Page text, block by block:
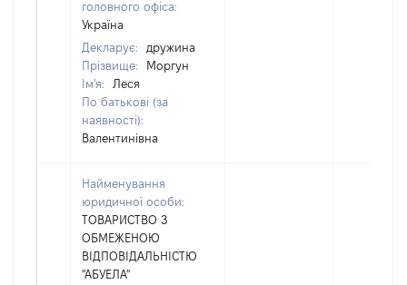
головного офіса:
Україна
Декларує:
дружина
Прізвище:
Моргун
Ім'я:
Леся
По батькові (за
наявності):
Валентинівна
Найменування
юридичної особи:
ТОВАРИСТВО З
ОБМЕЖЕНОЮ
ВІДПОВІДАЛЬНІСТЮ
"АБУЕЛА"